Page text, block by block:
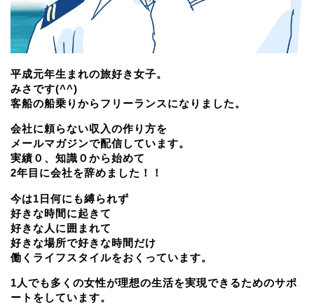
平成元年生まれの旅好き女子。
みさです(^^)
客船の船乗りからフリーランスになりました。
会社に頼らない収入の作り方を
メールマガジンで配信しています。
実績０、知識０から始めて
2年目に会社を辞めました！！
今は1日何にも縛られず
好きな時間に起きて
好きな人に囲まれて
好きな場所で好きな時間だけ
働くライフスタイルをおくっています。
1人でも多くの女性が理想の生活を実現できるためのサポ
ートをしています。